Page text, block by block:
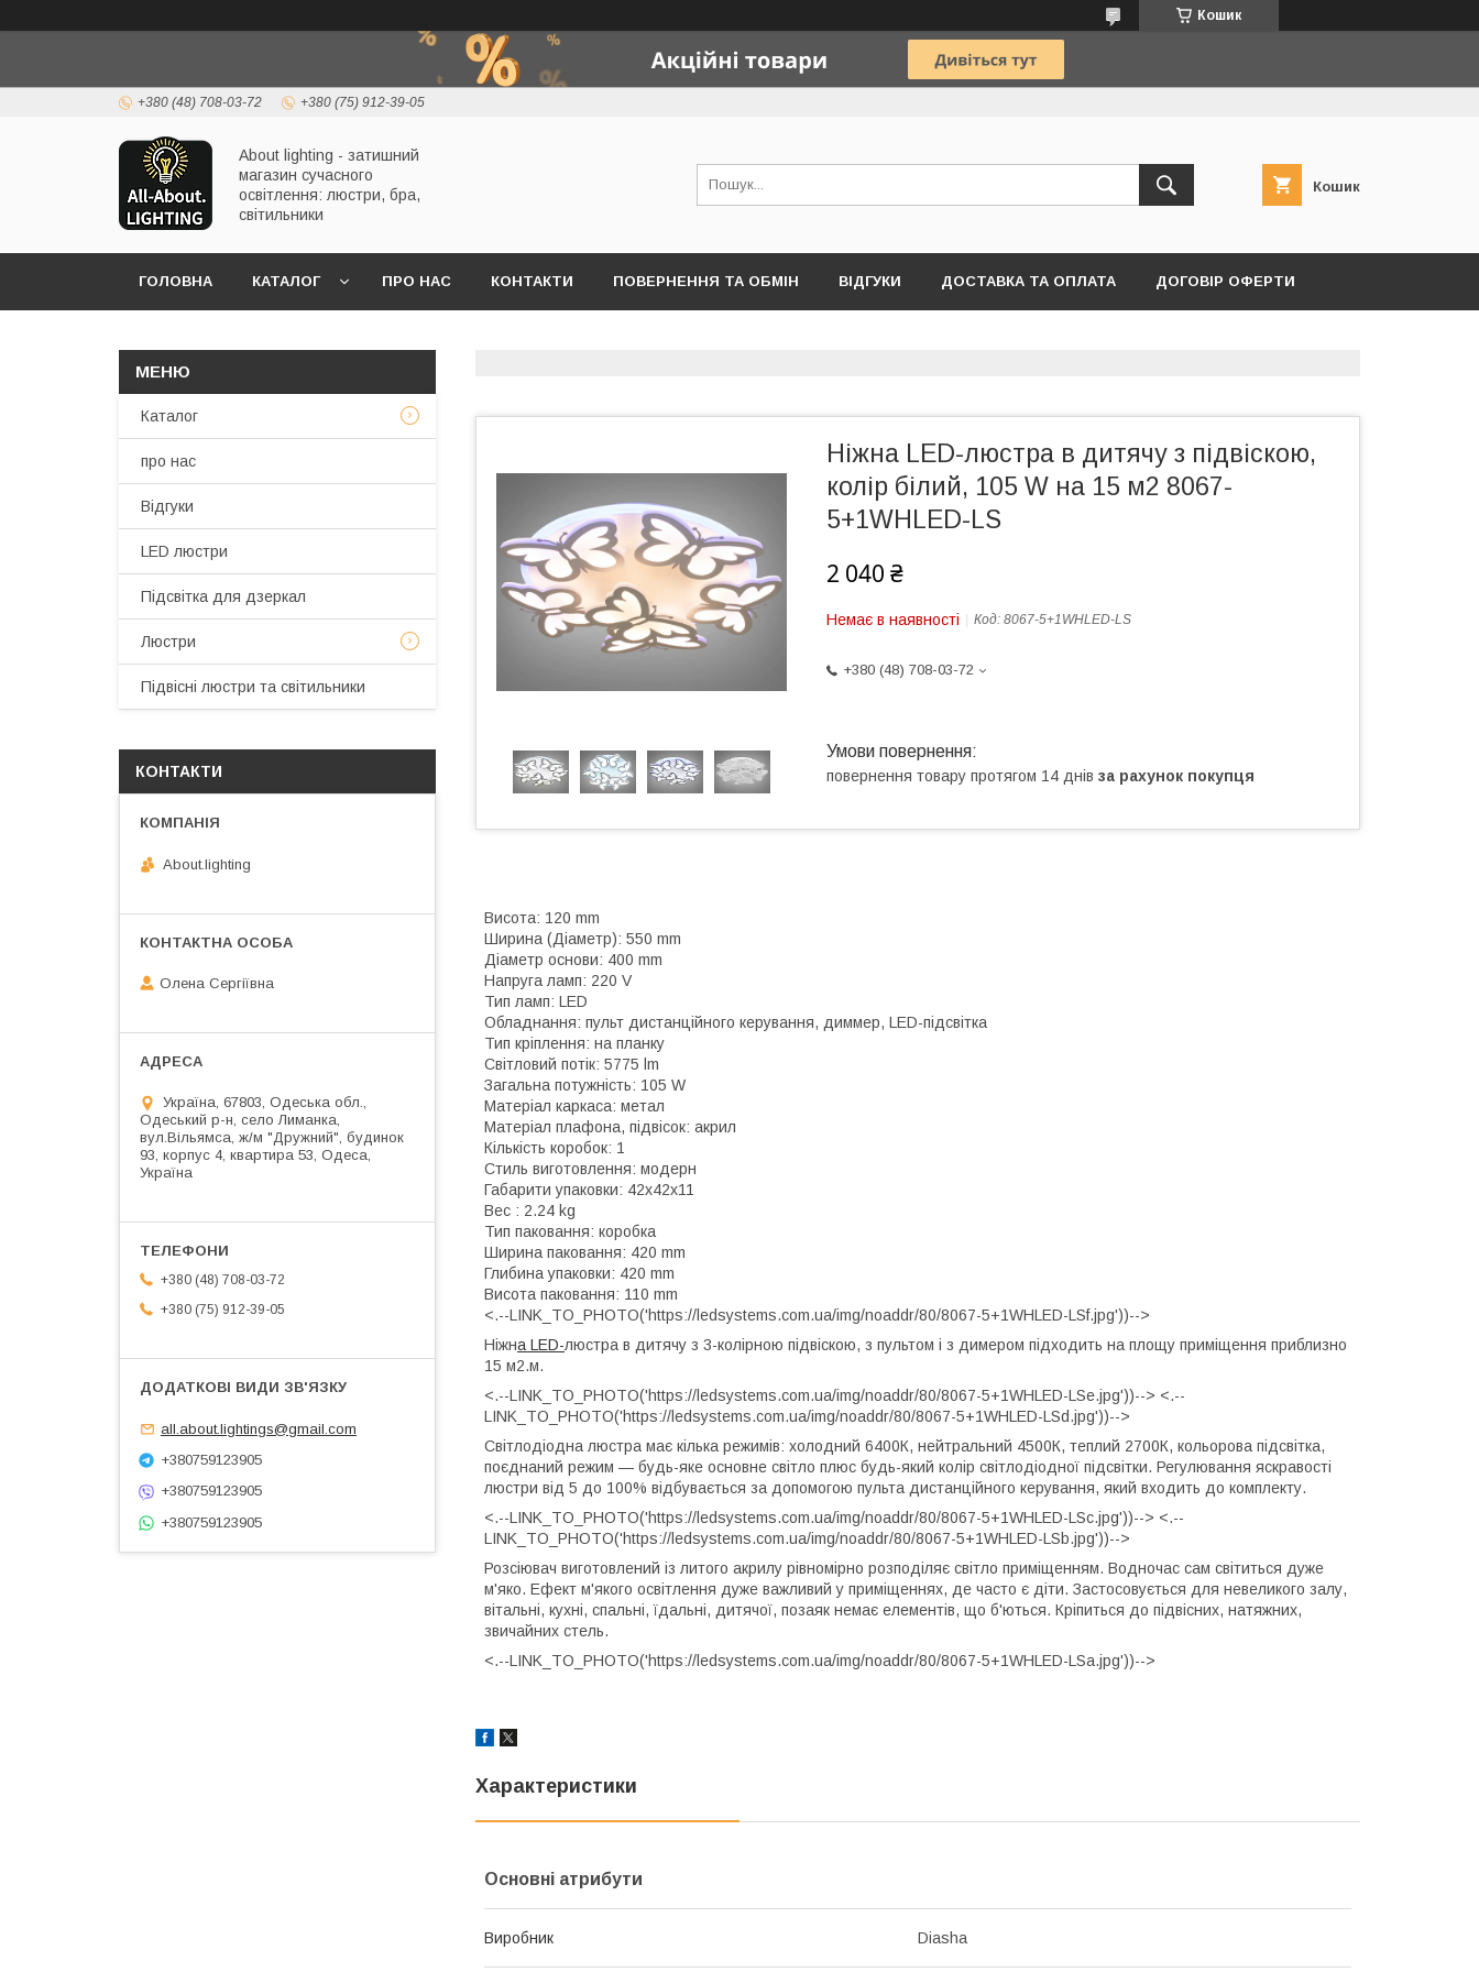
Кошик
+380 (48) 708-03-72 +380 (75) 912-39-05
About lighting - затишний
магазин сучасного
освітлення: люстри, бра,
світильники
Кошик
ГОЛОВНА КАТАЛОГ ПРО НАС КОНТАКТИ ПОВЕРНЕННЯ ТА ОБМІН ВІДГУКИ ДОСТАВКА ТА ОПЛАТА ДОГОВІР ОФЕРТИ
Ніжна LED-люстра в дитячу з підвіскою,
колір білий, 105 W на 15 м2 8067-
5+1WHLED-LS
2 040 ₴
Немає в наявності Код: 8067-5+1WHLED-LS
+380 (48) 708-03-72
повернення товару протягом 14 днів за рахунок покупця
Висота: 120 mm
Ширина (Діаметр): 550 mm
Діаметр основи: 400 mm
Напруга ламп: 220 V
Тип ламп: LED
Обладнання: пульт дистанційного керування, диммер, LED-підсвітка
Тип кріплення: на планку
Світловий потік: 5775 lm
Загальна потужність: 105 W
Матеріал каркаса: метал
Матеріал плафона, підвісок: акрил
Кількість коробок: 1
Стиль виготовлення: модерн
Габарити упаковки: 42x42x11
Вес : 2.24 kg
Тип паковання: коробка
Ширина паковання: 420 mm
Глибина упаковки: 420 mm
Висота паковання: 110 mm
<.--LINK_TO_PHOTO('https://ledsystems.com.ua/img/noaddr/80/8067-5+1WHLED-LSf.jpg'))-->
Ніжна LED-люстра в дитячу з 3-колірною підвіскою, з пультом і з димером підходить на площу приміщення приблизно
15 м2.м.
<.--LINK_TO_PHOTO('https://ledsystems.com.ua/img/noaddr/80/8067-5+1WHLED-LSe.jpg'))--> <.--
LINK_TO_PHOTO('https://ledsystems.com.ua/img/noaddr/80/8067-5+1WHLED-LSd.jpg'))-->
Світлодіодна люстра має кілька режимів: холодний 6400К, нейтральний 4500К, теплий 2700К, кольорова підсвітка,
поєднаний режим — будь-яке основне світло плюс будь-який колір світлодіодної підсвітки. Регулювання яскравості
люстри від 5 до 100% відбувається за допомогою пульта дистанційного керування, який входить до комплекту.
<.--LINK_TO_PHOTO('https://ledsystems.com.ua/img/noaddr/80/8067-5+1WHLED-LSc.jpg'))--> <.--
LINK_TO_PHOTO('https://ledsystems.com.ua/img/noaddr/80/8067-5+1WHLED-LSb.jpg'))-->
Розсіювач виготовлений із литого акрилу рівномірно розподіляє світло приміщенням. Водночас сам світиться дуже
м'яко. Ефект м'якого освітлення дуже важливий у приміщеннях, де часто є діти. Застосовується для невеликого залу,
вітальні, кухні, спальні, їдальні, дитячої, позаяк немає елементів, що б'ються. Кріпиться до підвісних, натяжних,
звичайних стель.
<.--LINK_TO_PHOTO('https://ledsystems.com.ua/img/noaddr/80/8067-5+1WHLED-LSa.jpg'))-->
Характеристики
Основні атрибути
Виробник Diasha
Каталог
про нас
Відгуки
LED люстри
Підсвітка для дзеркал
Люстри
Підвісні люстри та світильники
КОНТАКТИ
About.lighting
Олена Сергіївна
Україна, 67803, Одеська обл.,
Одеський р-н, село Лиманка,
вул.Вільямса, ж/м "Дружний", будинок
93, корпус 4, квартира 53, Одеса,
Україна
+380 (48) 708-03-72
+380 (75) 912-39-05
all.about.lightings@gmail.com
+380759123905
+380759123905
+380759123905